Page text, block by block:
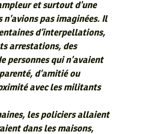
et surtout d’une
n’avions pas imaginées. Il
d’interpellations,
arrestations, des
personnes qui n’avaient
d’amitié ou
avec les militants
les policiers allaient
dans les maisons,